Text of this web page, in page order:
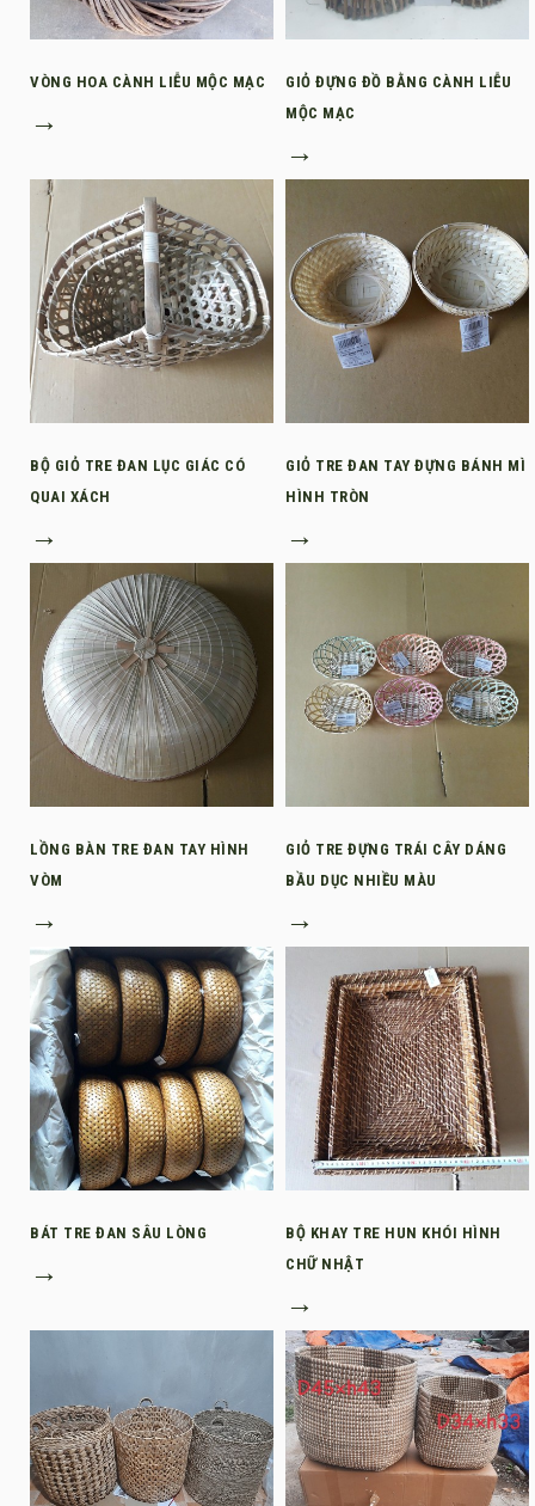
VÒNG HOA CÀNH LIỄU MỘC MẠC
→
GIỎ ĐỰNG ĐỒ BẰNG CÀNH LIỄU
MỘC MẠC
→
BỘ GIỎ TRE ĐAN LỤC GIÁC CÓ
QUAI XÁCH
→
GIỎ TRE ĐAN TAY ĐỰNG BÁNH MÌ
HÌNH TRÒN
→
LỒNG BÀN TRE ĐAN TAY HÌNH
VÒM
→
GIỎ TRE ĐỰNG TRÁI CÂY DÁNG
BẦU DỤC NHIỀU MÀU
→
BÁT TRE ĐAN SÂU LÒNG
→
BỘ KHAY TRE HUN KHÓI HÌNH
CHỮ NHẬT
→